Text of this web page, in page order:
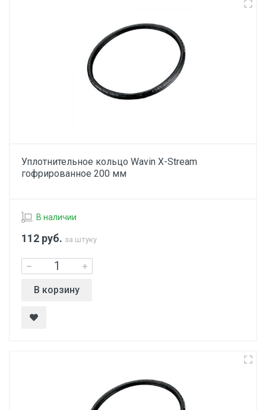
Уплотнительное кольцо Wavin X-Stream
гофрированное 200 мм
В наличии
112 руб. за штуку
В корзину